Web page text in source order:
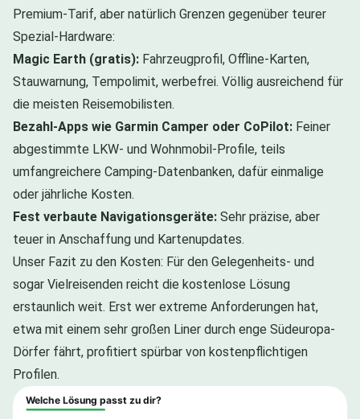
Premium-Tarif, aber natürlich Grenzen gegenüber teurer
Spezial-Hardware:
Magic Earth (gratis): Fahrzeugprofil, Offline-Karten,
Stauwarnung, Tempolimit, werbefrei. Völlig ausreichend für
die meisten Reisemobilisten.
Bezahl-Apps wie Garmin Camper oder CoPilot: Feiner
abgestimmte LKW- und Wohnmobil-Profile, teils
umfangreichere Camping-Datenbanken, dafür einmalige
oder jährliche Kosten.
Fest verbaute Navigationsgeräte: Sehr präzise, aber
teuer in Anschaffung und Kartenupdates.
Unser Fazit zu den Kosten: Für den Gelegenheits- und
sogar Vielreisenden reicht die kostenlose Lösung
erstaunlich weit. Erst wer extreme Anforderungen hat,
etwa mit einem sehr großen Liner durch enge Südeuropa-
Dörfer fährt, profitiert spürbar von kostenpflichtigen
Profilen.